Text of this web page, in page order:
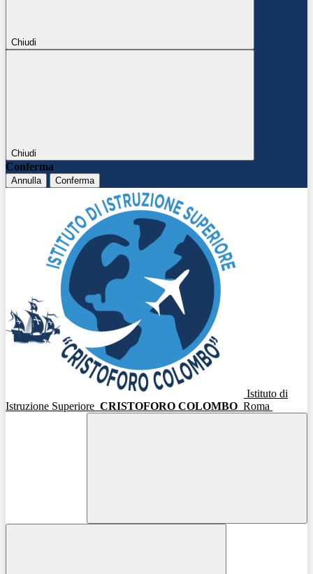
Chiudi
Chiudi
Conferma
Annulla Conferma
Istituto di
Istruzione Superiore CRISTOFORO COLOMBO Roma